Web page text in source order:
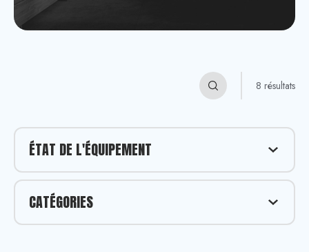
8 résultats
ÉTAT DE L'ÉQUIPEMENT
Équipement neuf
Équipement usagé
CATÉGORIES